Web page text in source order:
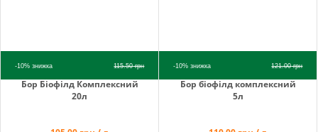
-10%знижка 115.50грн
Бор Біофілд Комплексний
20л
-10%знижка 121.00грн
Бор біофілд комплексний
5л